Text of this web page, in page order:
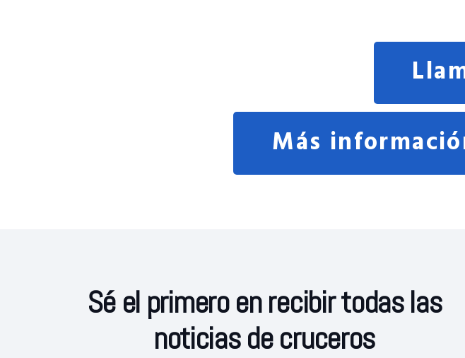
Más
Sé el primero en recibir todas las
noticias de cruceros